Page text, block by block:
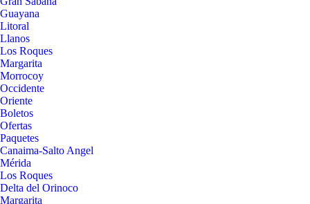
Guayana
Litoral
Llanos
Los Roques
Margarita
Morrocoy
Occidente
Oriente
Boletos
Ofertas
Paquetes
Canaima-Salto Angel
Mérida
Los Roques
Delta del Orinoco
Margarita